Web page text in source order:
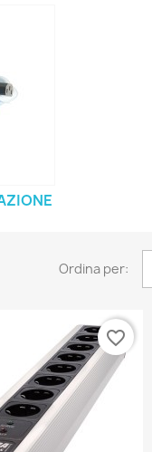
Ordina per:
favorite_border